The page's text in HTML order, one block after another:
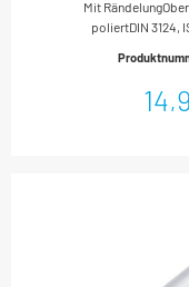
Doppel-
30
Mit
poliertDIN 3124,
Zoll)Abtrieb: